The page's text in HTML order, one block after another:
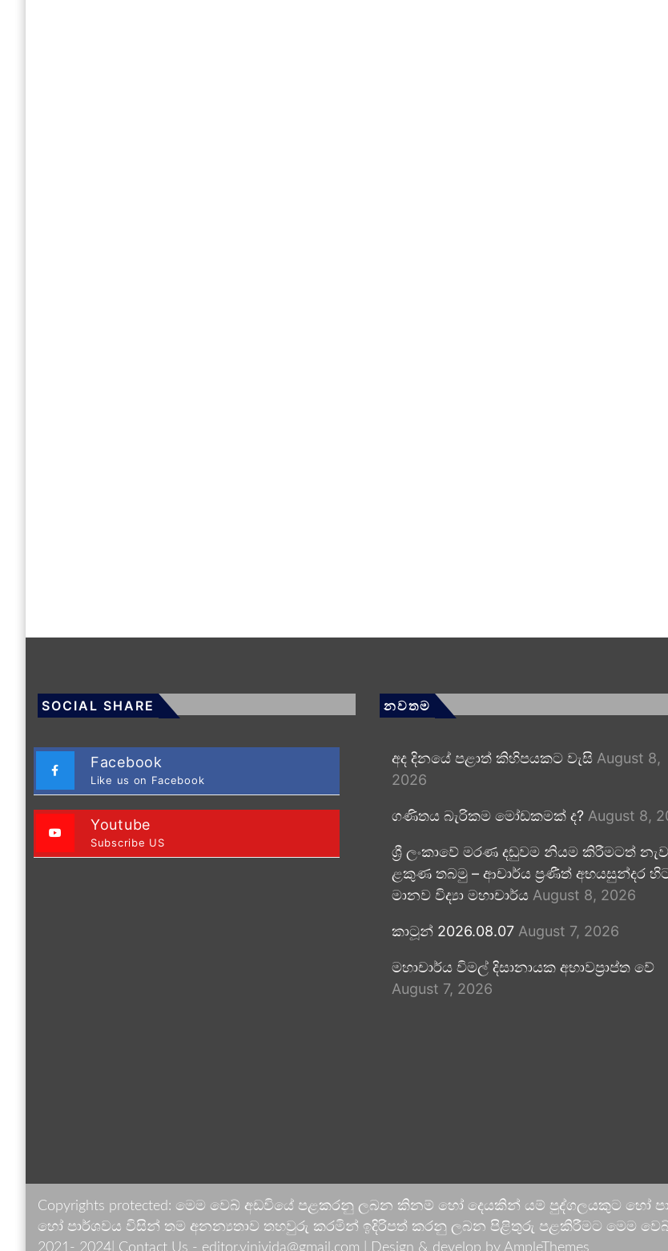
SOCIAL SHARE
Facebook
Like us on Facebook
Youtube
Subscribe US
නවතම
අද දිනයේ පළාත් කිහිපයකට වැසි August 8,
2026
ගණිතය බැරිකම මෝඩකමක් ද? August 8,
ශ්‍රී ලංකාවේ මරණ දඬුවම නියම කිරීමටත්
ළකුණ තබමු – ආචාර්ය ප්‍රණීත් අභයසුන්දර
මානව විද්‍යා මහාචාර්ය August 8, 2026
කාටූන් 2026.08.07 August 7, 2026
මහාචාර්ය විමල් දිසානායක අභාවප්‍රාප්ත වේ
August 7, 2026
Copyrights protected: මෙම වෙබ් අඩවියේ පළකරනු ලබන කිනම් හෝ දෙයකින් යම් පුද්ගලයකුට හෝ
හෝ පාර්ශවය විසින් තම අනන්‍යතාව තහවුරු කරමින් ඉදිරිපත් කරනු ලබන පිළිතුරු පළකිරීමට මෙම වෙබ්
2021- 2024| Contact Us - editor.vinivida@gmail.com |
Design & develop by AmpleThemes